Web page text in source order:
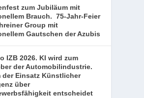
zum Jubiläum mit
Brauch. 75-Jahr-Feier
Group mit
Gautschen der Azubis
IZB 2026. KI wird zum
der Automobilindustrie.
der Einsatz Künstlicher
über
entscheidet